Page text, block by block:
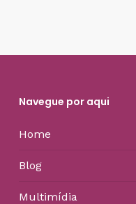
Navegue por aqui
Home
Blog
Multimídia